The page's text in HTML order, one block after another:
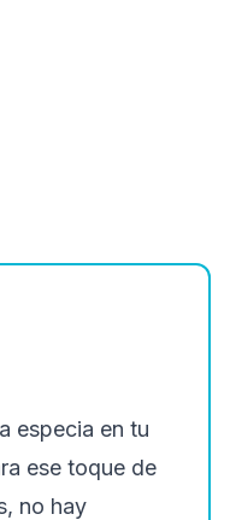
especia en tu
ese toque de
no hay